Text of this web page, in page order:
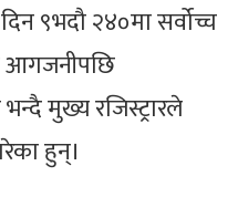
९भदौ २४०मा सर्वोच्च
आगजनीपछि
मुख्य रजिस्ट्रारले
हुन्।